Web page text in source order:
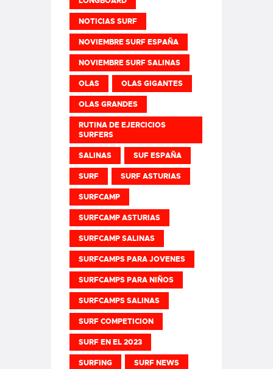
NOTICIAS SURF
NOVIEMBRE SURF ESPAÑA
NOVIEMBRE SURF SALINAS
OLAS OLAS GIGANTES
OLAS GRANDES
RUTINA DE EJERCICIOS
SURFERS
SALINAS SUF ESPAÑA
SURF SURF ASTURIAS
SURFCAMP
SURFCAMP ASTURIAS
SURFCAMP SALINAS
SURFCAMPS PARA JOVENES
SURFCAMPS PARA NIÑOS
SURFCAMPS SALINAS
SURF COMPETICION
SURF EN EL 2023
SURFING SURF NEWS